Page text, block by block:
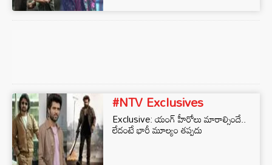
#NTV Exclusives
Exclusive: యంగ్ హీరోలు మారాల్సిందే..
లేదంటే భారీ మూల్యం తప్పదు